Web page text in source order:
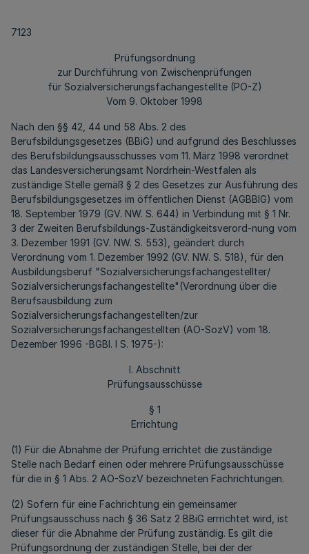
7123
Prüfungsordnung
zur Durchführung von Zwischenprüfungen
für Sozialversicherungsfachangestellte (PO-Z)
Vom 9. Oktober 1998
Nach den §§ 42, 44 und 58 Abs. 2 des
Berufsbildungsgesetzes (BBiG) und aufgrund des Beschlusses
des Berufsbildungsausschusses vom 11. März 1998 verordnet
das Landesversicherungsamt Nordrhein-Westfalen als
zuständige Stelle gemäß § 2 des Gesetzes zur Ausführung des
Berufsbildungsgesetzes im öffentlichen Dienst (AGBBIG) vom
18. September 1979 (GV. NW. S. 644) in Verbindung mit § 1 Nr.
3 der Zweiten Berufsbildungs-Zuständigkeitsverord-nung vom
3. Dezember 1991 (GV. NW. S. 553), geändert durch
Verordnung vom 1. Dezember 1992 (GV. NW. S. 518), für den
Ausbildungsberuf "Sozialversicherungsfachangestellter/
Sozialversicherungsfachangestellte"(Verordnung über die
Berufsausbildung zum
Sozialversicherungsfachangestellten/zur
Sozialversicherungsfachangestellten (AO-SozV) vom 18.
Dezember 1996 -BGBl. I S. 1975-):
I. Abschnitt
Prüfungsausschüsse
§ 1
Errichtung
(1) Für die Abnahme der Prüfung errichtet die zuständige
Stelle nach Bedarf einen oder mehrere Prüfungsausschüsse
für die in § 1 Abs. 2 AO-SozV bezeichneten Fachrichtungen.
(2) Sofern für eine Fachrichtung ein gemeinsamer
Prüfungsausschuss nach § 36 Satz 2 BBiG errrichtet wird, ist
dieser für die Abnahme der Prüfung zuständig. Es gilt die
Prüfungsordnung der zuständigen Stelle, bei der der